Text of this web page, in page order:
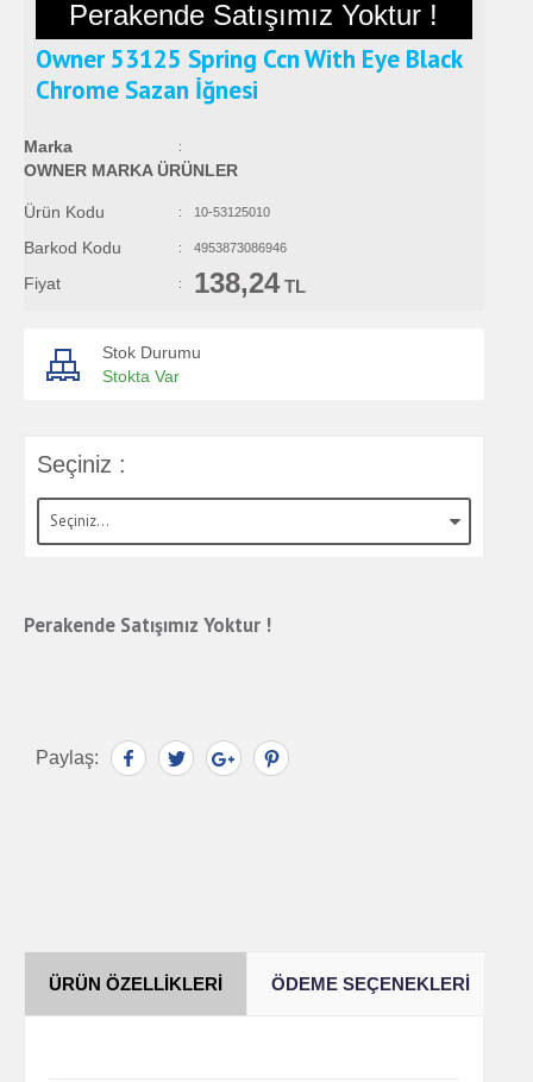
Perakende Satışımız Yoktur !
Owner 53125 Spring Ccn With Eye Black
Chrome Sazan İğnesi
Marka :
OWNER MARKA ÜRÜNLER
Ürün Kodu : 10-53125010
Barkod Kodu : 4953873086946
Fiyat : 138,24TL
Stok Durumu
Stokta Var
Seçiniz :
Perakende Satışımız Yoktur !
Paylaş:
ÜRÜN ÖZELLIKLERI ÖDEME SEÇENEKLERI